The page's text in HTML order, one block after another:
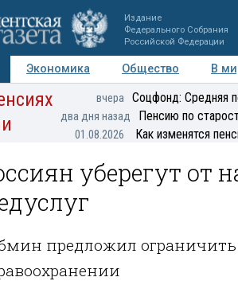
Издание
Федерального Собрания
Российской Федерации
Экономика Общество В
Персоны Мнения Регионы
вчера Соцфонд: Средняя
два дня назад Пенсию по
01.08.2026 Как изменятся
уберегут от
предложил